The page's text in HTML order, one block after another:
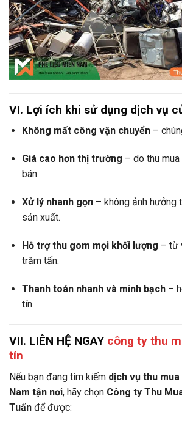
VI. Lợi ích khi sử dụng dịch vụ
Không mất công vận chuyển–
Giá cao hơn thị trường – do thu
bán.
Xử lý nhanh gọn– không ảnh hưởng
sản xuất.
Hỗ trợ thu gom mọi khối lượng – từ
trăm tấn.
Thanh toán nhanh và minh bạch–
tín.
VII. LIÊN HỆ NGAY công ty thu
tín
Nếu bạn đang tìm kiếm dịch vụ thu
Nam tận nơi, hãy chọn Công ty Thu
Tuấn để được: